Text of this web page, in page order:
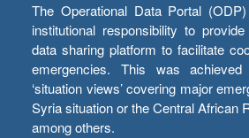
The Operational Data Portal
institutional responsibility to
data sharing platform to facilitate
emergencies. This was achieved
‘situation views’ covering major
Syria situation or the Central African
among others.